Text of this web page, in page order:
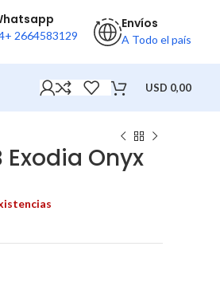
2664583129
Envíos
A Todo el país
USD 0,00
Exodia Onyx